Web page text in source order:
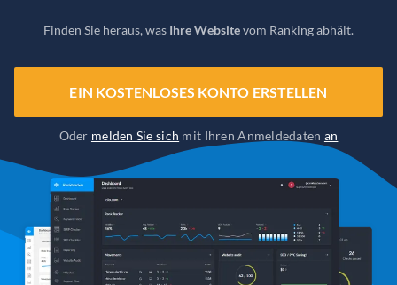
Finden Sie heraus, was Ihre Websitevom Ranking abhält.
EIN KOSTENLOSES KONTO ERSTELLEN
Oder melden Sie sich mit Ihren Anmeldedaten an